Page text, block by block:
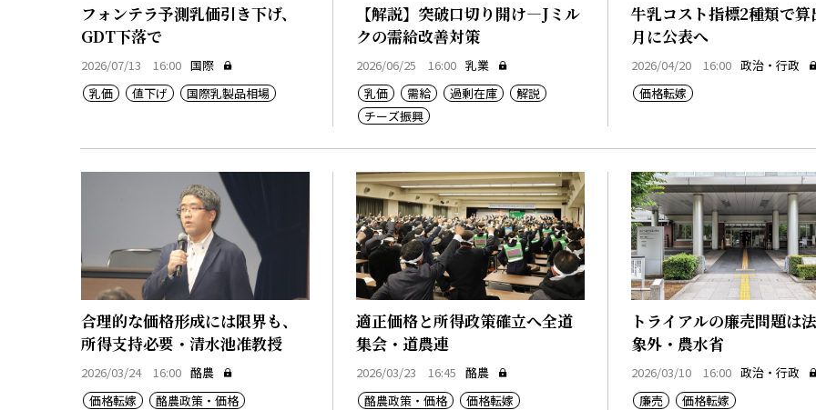
フォンテラ予測乳価引き下げ、
GDT下落で
2026/07/13 16:00 国際
乳価
値下げ 国際乳製品相場
【解説】突破口切り開け―Jミル
クの需給改善対策
2026/06/25 16:00 乳業
乳価
需給 過剰在庫
解説
チーズ振興
牛乳コスト指標2種類で算
月に公表へ
2026/04/20 16:00 政治・行政
価格転嫁
合理的な価格形成には限界も、
所得支持必要・清水池准教授
2026/03/24 16:00 酪農
価格転嫁
酪農政策・価格
適正価格と所得政策確立へ全道
集会・道農連
2026/03/23 16:45 酪農
酪農政策・価格
価格転嫁
トライアルの廉売問題は
象外・農水省
2026/03/10 16:00 政治・行政
廉売
価格転嫁